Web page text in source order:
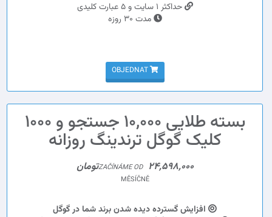
حداکثر 1 سایت و 5 عبارت کلیدی
مدت 30 روزه
OBJEDNAT
بسته طلایی 10,000 جستجو و 1000
کلیک گوگل ترندینگ روزانه
ZAČÍNÁME OD 24,598,000تومان
MĚSÍČNĚ
افزایش گسترده دیده شدن برند شما در گوگل